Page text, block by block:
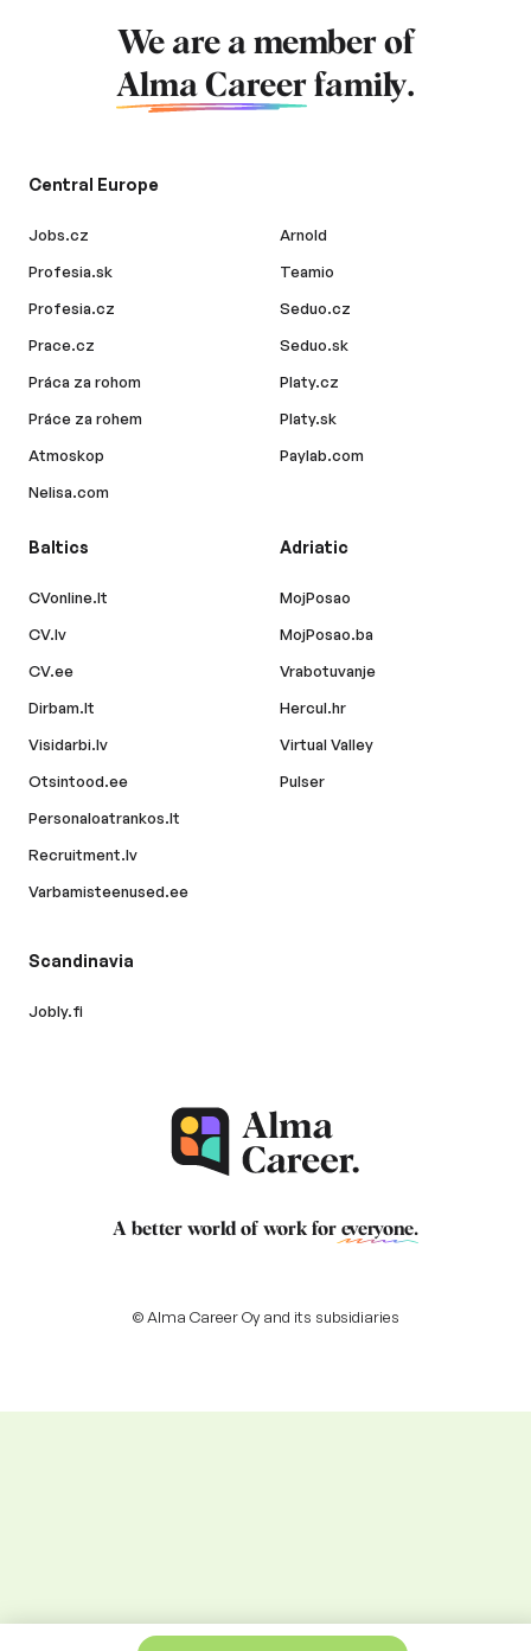
We are a member of
Alma Career family.
Central Europe
Jobs.cz
Profesia.sk
Profesia.cz
Prace.cz
Práca za rohom
Práce za rohem
Atmoskop
Nelisa.com
Arnold
Teamio
Seduo.cz
Seduo.sk
Platy.cz
Platy.sk
Paylab.com
Baltics
CVonline.lt
CV.lv
CV.ee
Dirbam.lt
Visidarbi.lv
Otsintood.ee
Personaloatrankos.lt
Recruitment.lv
Varbamisteenused.ee
Adriatic
MojPosao
MojPosao.ba
Vrabotuvanje
Hercul.hr
Virtual Valley
Pulser
Scandinavia
Jobly.fi
A better world of work for everyone.
© Alma Career Oy and its subsidiaries